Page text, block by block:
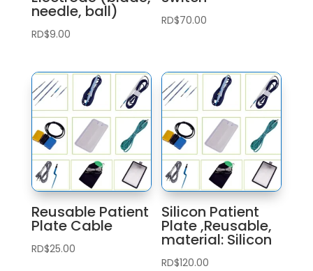
needle, ball)
RD$9.00
RD$70.00
Reusable Patient
Plate Cable
RD$25.00
Silicon Patient
Plate ,Reusable,
material: Silicon
RD$120.00